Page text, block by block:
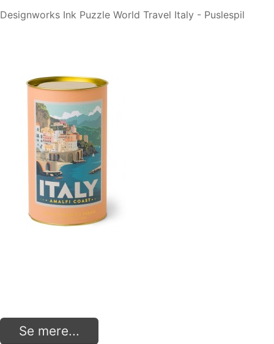
Designworks Ink Puzzle World Travel Italy - Puslespil
Se mere...